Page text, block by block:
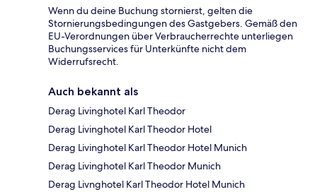
Wenn du deine Buchung stornierst, gelten die
Stornierungsbedingungen des Gastgebers. Gemäß den
EU-Verordnungen über Verbraucherrechte unterliegen
Buchungsservices für Unterkünfte nicht dem
Widerrufsrecht.
Auch bekannt als
Derag Livinghotel Karl Theodor
Derag Livinghotel Karl Theodor Hotel
Derag Livinghotel Karl Theodor Hotel Munich
Derag Livinghotel Karl Theodor Munich
Derag Livnghotel Karl Theodor Hotel Munich